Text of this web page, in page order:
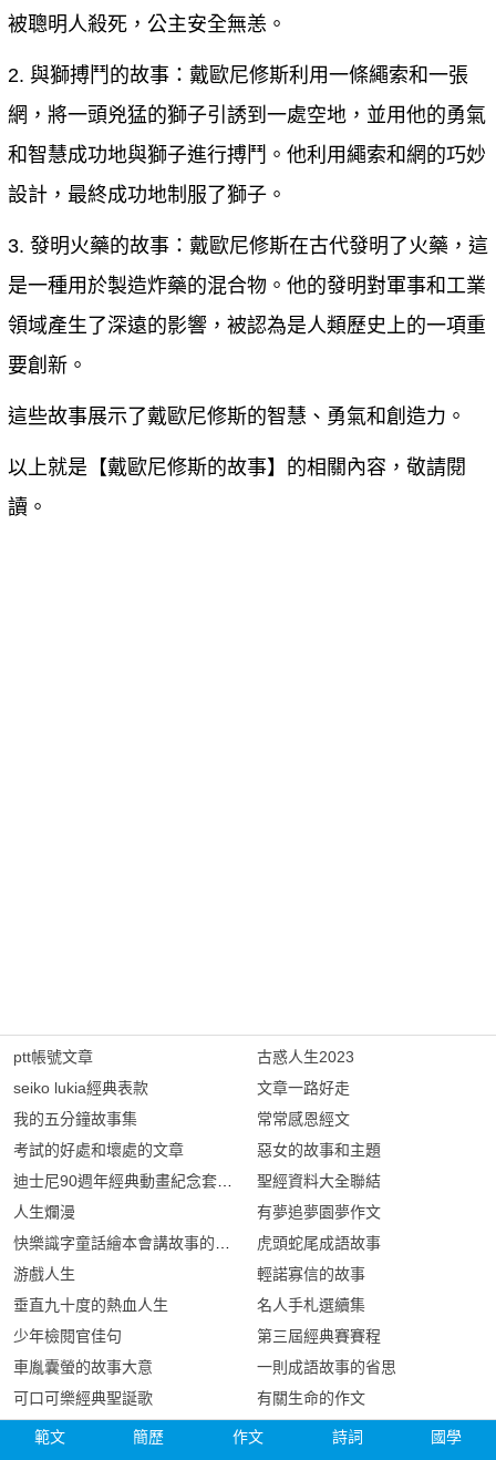
被聰明人殺死，公主安全無恙。
2. 與獅搏鬥的故事 ：戴歐尼修斯利用一條繩索和一張
網，將一頭兇猛的獅子引誘到一處空地，並用他的勇氣
和智慧成功地與獅子進行搏鬥。他利用繩索和網的巧妙
設計，最終成功地制服了獅子。
3. 發明火藥的故事 ：戴歐尼修斯在古代發明了火藥，這
是一種用於製造炸藥的混合物。他的發明對軍事和工業
領域產生了深遠的影響，被認為是人類歷史上的一項重
要創新。
這些故事展示了戴歐尼修斯的智慧、勇氣和創造力。
以上就是【戴歐尼修斯的故事】的相關內容，敬請閱
讀。
ptt帳號文章
seiko lukia經典表款
我的五分鐘故事集
考試的好處和壞處的文章
迪士尼90週年經典動畫紀念套裝dvd
人生爛漫
快樂識字童話繪本會講故事的壁爐
游戲人生
垂直九十度的熱血人生
少年檢閱官佳句
車胤囊螢的故事大意
可口可樂經典聖誕歌
古惑人生2023
文章一路好走
常常感恩經文
惡女的故事和主題
聖經資料大全聯結
有夢追夢園夢作文
虎頭蛇尾成語故事
輕諾寡信的故事
名人手札選續集
第三屆經典賽賽程
一則成語故事的省思
有關生命的作文
範文 簡歷 作文 詩詞 國學